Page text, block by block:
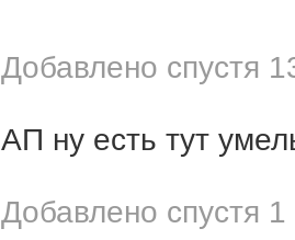
Добавлено спустя
АП ну есть тут
Добавлено спустя